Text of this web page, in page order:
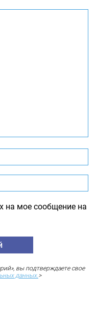
на мое сообщение на
вы подтверждаете свое
данных. >